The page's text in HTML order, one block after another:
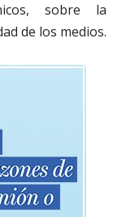
sobre la
de los medios.